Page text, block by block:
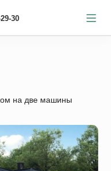
30
на две машины